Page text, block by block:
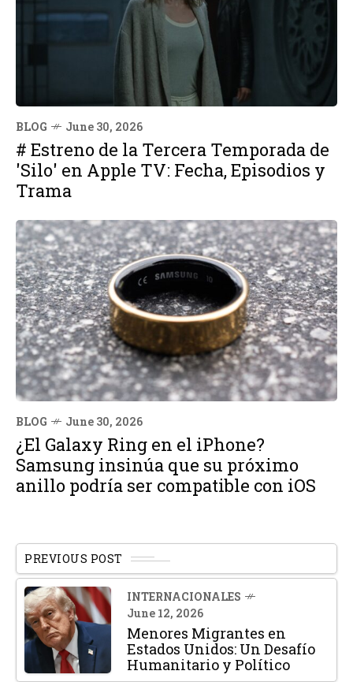
BLOG June 30, 2026
# Estreno de la Tercera Temporada de
'Silo' en Apple TV: Fecha, Episodios y
Trama
BLOG June 30, 2026
¿El Galaxy Ring en el iPhone?
Samsung insinúa que su próximo
anillo podría ser compatible con iOS
PREVIOUS POST
INTERNACIONALES
June 12, 2026
Menores Migrantes en
Estados Unidos: Un Desafío
Humanitario y Político